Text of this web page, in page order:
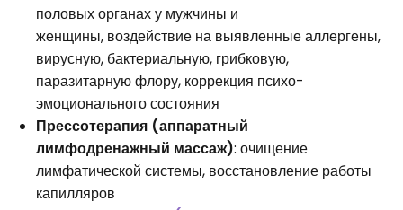
половых органах у мужчины и
женщины, воздействие на выявленные аллергены,
вирусную, бактериальную, грибковую,
паразитарную флору, коррекция психо-
эмоционального состояния
Прессотерапия (аппаратный
лимфодренажный массаж): очищение
лимфатической системы, восстановление работы
капилляров